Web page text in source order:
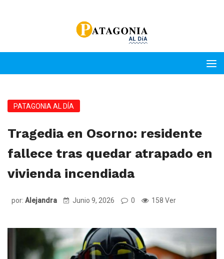
PATAGONIA AL DÍA
Tragedia en Osorno: residente
fallece tras quedar atrapado en
vivienda incendiada
por: Alejandra Junio 9, 2026 0 158 Ver